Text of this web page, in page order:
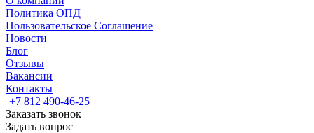
Политика ОПД
Пользовательское Соглашение
Новости
Блог
Отзывы
Вакансии
Контакты
+7 812 490-46-25
Заказать звонок
Задать вопрос